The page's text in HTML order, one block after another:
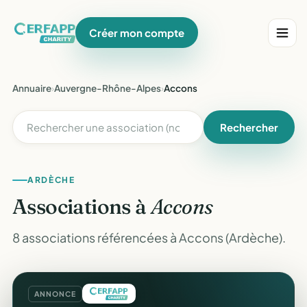
Créer mon compte
Annuaire›Auvergne-Rhône-Alpes›Accons
Rechercher
ARDÈCHE
Associations àAccons
8 associations référencées à Accons (Ardèche).
ANNONCE